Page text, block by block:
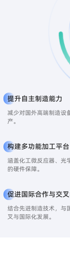
提升自主制造能力
减少对国外高端制造设
产。
构建多功能加工平台
涵盖化工微反应器、光
的硬件保障。
促进国际合作与交
结合先进制造技术，与
叉与国际化发展。